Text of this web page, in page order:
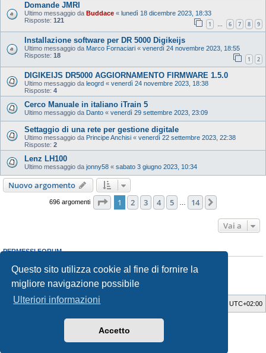
Questo sito utilizza cookie al fine di fornire la
migliore navigazione possibile
Ulteriori informazioni
Accetto
Domande JMRI
Ultimo messaggio da Buddace « lunedì 18 dicembre 2023, 18:33
Risposte: 121 1 … 6 7 8 9
Installazione software per DR 5000 Digikeijs
Ultimo messaggio da Marco Fornaciari « venerdì 24 novembre 2023, 18:55
Risposte: 18 1 2
DIGIKEIJS DR5000 AGGIORNAMENTO FIRMWARE 1.5.0
Ultimo messaggio da leogrd « venerdì 24 novembre 2023, 18:38
Risposte: 4
Cerco Manuale in italiano iTrain 5
Ultimo messaggio da Danto « venerdì 29 settembre 2023, 23:09
Settaggio di una rete per gestione digitale
Ultimo messaggio da Principe Anchisi « venerdì 22 settembre 2023, 22:38
Risposte: 2
Lenz LH100
Ultimo messaggio da jonny58 « sabato 3 giugno 2023, 10:34
Nuovo argomento
696 argomenti Pagina di 14
1 2 3 4 5 14
Vai a
PERMESSI FORUM
Non puoirispondere negli argomenti
Non puoi
modificare i tuoi messaggi
Non puoicancellare i tuoi messaggi
Indice UTC+02:00
GTA game
phpBB® Forum Software © phpBB Limited
phpBB-Italia.it